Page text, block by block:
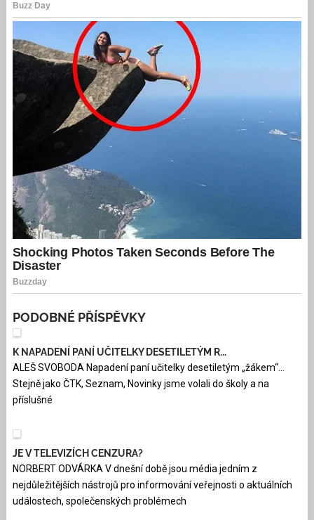
PODOBNÉ PŘÍSPĚVKY
K NAPADENÍ PANÍ UČITELKY DESETILETÝM R...
ALEŠ SVOBODA Napadení paní učitelky desetiletým „žákem“…
Stejně jako ČTK, Seznam, Novinky jsme volali do školy a na
příslušné
JE V TELEVIZÍCH CENZURA?
NORBERT ODVÁRKA V dnešní době jsou média jedním z
nejdůležitějších nástrojů pro informování veřejnosti o aktuálních
událostech, společenských problémech